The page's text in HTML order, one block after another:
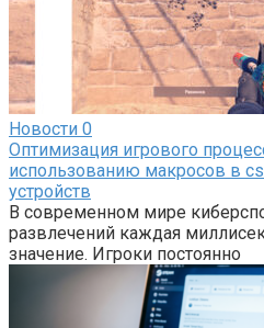
Новости 0
Оптимизация игрового
использованию макросов в
устройств
В современном мире
развлечений каждая
значение. Игроки постоянно